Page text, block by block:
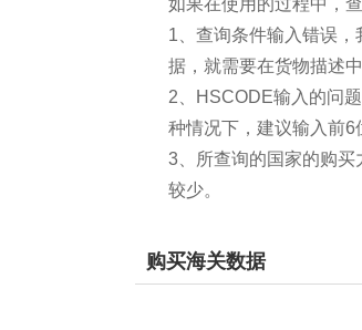
如果在使用的过程中，
1、查询条件输入错误
据，就需要在货物描述
2、HSCODE输入的问
种情况下，建议输入前6
3、所查询的国家的购
较少。
购买海关数据